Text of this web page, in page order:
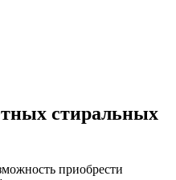
стиральных
приобрести